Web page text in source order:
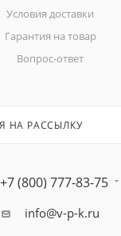
Условия доставки
Гарантия на товар
Вопрос-ответ
НА РАССЫЛКУ
+7 (800) 777-83-75
info@v-p-k.ru